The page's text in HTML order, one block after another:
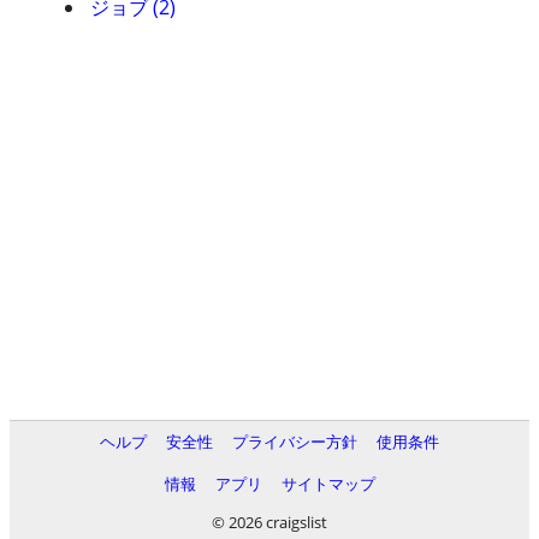
ジョブ (2)
ヘルプ 安全性 プライバシー方針
使用条件
情報
アプリ
サイトマップ
© 2026 craigslist